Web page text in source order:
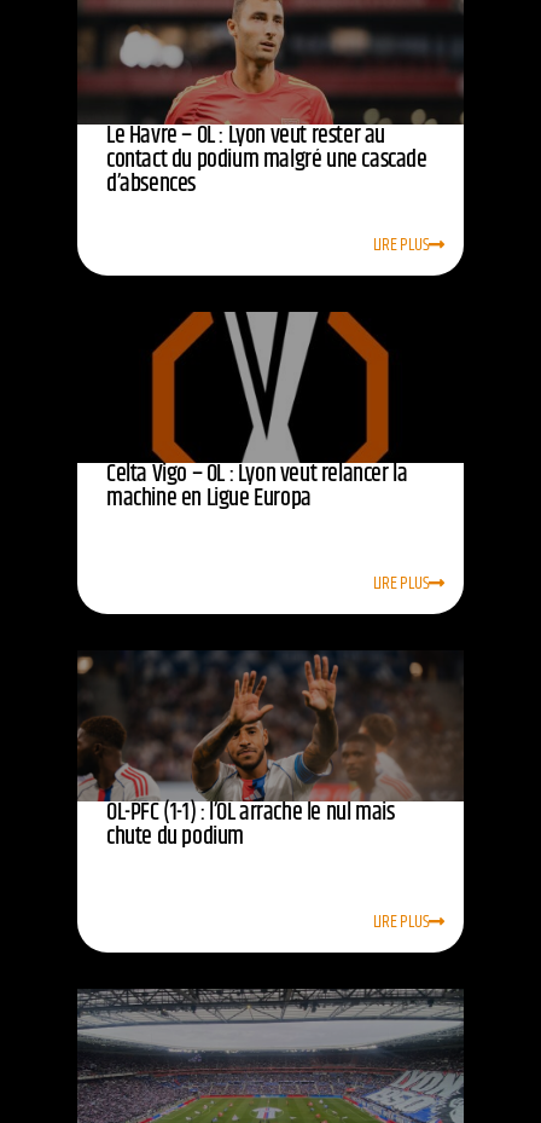
Le Havre – OL : Lyon veut rester au
contact du podium malgré une cascade
d’absences
LIRE PLUS
Celta Vigo – OL : Lyon veut relancer la
machine en Ligue Europa
LIRE PLUS
OL-PFC (1-1) : l’OL arrache le nul mais
chute du podium
LIRE PLUS